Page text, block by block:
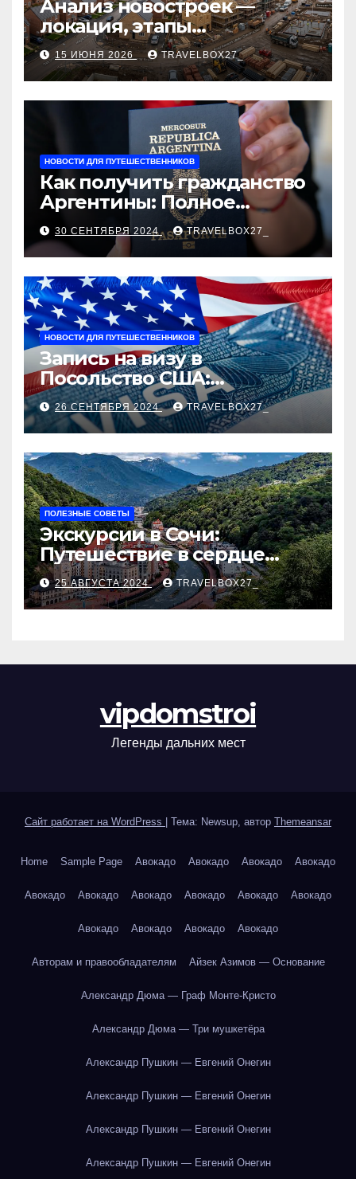
Анализ новостроек —
локация, этапы
строительства, проверка
застройщика, сценарии
оформления сделки и
рыночные ориентиры
15 ИЮНЯ 2026 TRAVELBOX27_
НОВОСТИ ДЛЯ ПУТЕШЕСТВЕННИКОВ
Как получить гражданство
Аргентины: Полное
руководство
30 СЕНТЯБРЯ 2024 TRAVELBOX27_
НОВОСТИ ДЛЯ ПУТЕШЕСТВЕННИКОВ
Запись на визу в
Посольство США:
Пошаговое руководство
26 СЕНТЯБРЯ 2024 TRAVELBOX27_
ПОЛЕЗНЫЕ СОВЕТЫ
Экскурсии в Сочи:
Путешествие в сердце
Черноморского курорта
25 АВГУСТА 2024 TRAVELBOX27_
vipdomstroi
Легенды дальних мест
Сайт работает на WordPress Тема: Newsup, автор Themeansar
Home Sample Page Авокадо Авокадо Авокадо Авокадо
Авокадо Авокадо Авокадо Авокадо Авокадо Авокадо
Авокадо Авокадо Авокадо Авокадо
Авторам и правообладателям Айзек Азимов — Основание
Александр Дюма — Граф Монте-Кристо
Александр Дюма — Три мушкетёра
Александр Пушкин — Евгений Онегин
Александр Пушкин — Евгений Онегин
Александр Пушкин — Евгений Онегин
Александр Пушкин — Евгений Онегин